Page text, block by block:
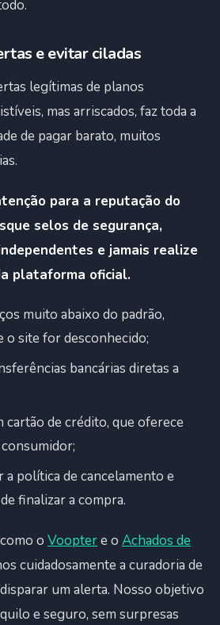
e evitar ciladas
legítimas de planos
mas arriscados, faz toda a
de pagar barato, muitos
para a reputação do
selos de segurança,
e jamais realize
plataforma oficial.
muito abaixo do padrão,
o site for desconhecido;
bancárias diretas a
cartão de crédito, que oferece
política de cancelamento e
finalizar a compra.
o Vooptere o Achados de
cuidadosamente a curadoria de
um alerta. Nosso objetivo
e seguro, sem surpresas